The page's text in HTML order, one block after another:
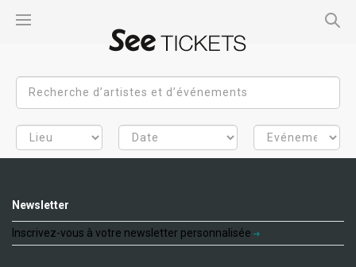
Newsletter
Inscrivez-vous à votre newsletter personnalisée